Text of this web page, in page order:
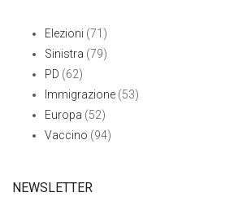
Elezioni (71)
Sinistra (79)
PD (62)
Immigrazione (53)
Europa (52)
Vaccino (94)
NEWSLETTER